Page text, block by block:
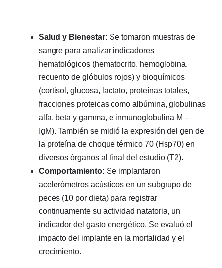
Salud y Bienestar: Se tomaron muestras de
sangre para analizar indicadores
hematológicos (hematocrito, hemoglobina,
recuento de glóbulos rojos) y bioquímicos
(cortisol, glucosa, lactato, proteínas totales,
fracciones proteicas como albúmina, globulinas
alfa, beta y gamma, e inmunoglobulina M –
IgM). También se midió la expresión del gen de
la proteína de choque térmico 70 (Hsp70) en
diversos órganos al final del estudio (T2).
Comportamiento: Se implantaron
acelerómetros acústicos en un subgrupo de
peces (10 por dieta) para registrar
continuamente su actividad natatoria, un
indicador del gasto energético. Se evaluó el
impacto del implante en la mortalidad y el
crecimiento.